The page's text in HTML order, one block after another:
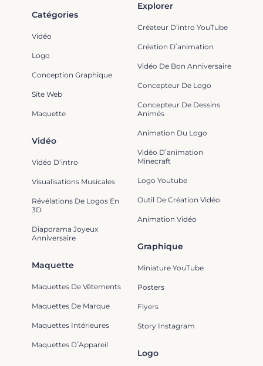
Maquette
Maquettes De Vêtements
Maquettes De Marque
Maquettes Intérieures
Maquettes D՛Appareil
Graphique
Miniature YouTube
Posters
Flyers
Story Instagram
Catégories
Vidéo
Logo
Conception Graphique
Site Web
Maquette
Logo
Explorer
Créateur D’intro YouTube
Création D՛animation
Vidéo De Bon Anniversaire
Concepteur De Logo
Concepteur De Dessins
Animés
Animation Du Logo
Vidéo D՛animation
Minecraft
Logo Youtube
Outil De Création Vidéo
Animation Vidéo
Vidéo
Vidéo D’intro
Visualisations Musicales
Révélations De Logos En
3D
Diaporama Joyeux
Anniversaire